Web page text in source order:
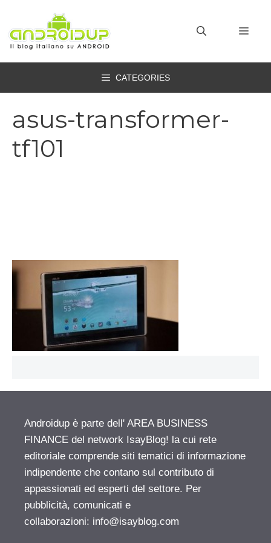
contenuto
CATEGORIES
asus-transformer-
tf101
Androidup è parte dell' AREA BUSINESS
FINANCE del network IsayBlog! la cui rete
editoriale comprende siti tematici di informazione
indipendente che contano sul contributo di
appassionati ed esperti del settore. Per
pubblicità, comunicati e
collaborazioni: info@isayblog.com